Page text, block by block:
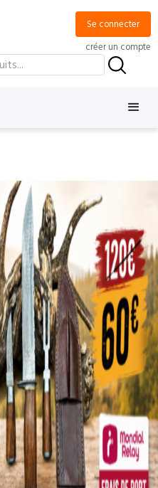
Se connecter
créer un compte